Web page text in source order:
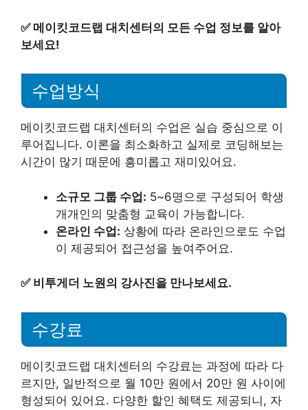
✅ 메이킷코드랩 대치센터의 모든 수업 정보를 알아
보세요!
수업방식
메이킷코드랩 대치센터의 수업은 실습 중심으로 이
루어집니다. 이론을 최소화하고 실제로 코딩해보는
시간이 많기 때문에 흥미롭고 재미있어요.
소규모 그룹 수업: 5~6명으로 구성되어 학생
개개인의 맞춤형 교육이 가능합니다.
온라인 수업: 상황에 따라 온라인으로도 수업
이 제공되어 접근성을 높여주어요.
✅ 비투게더 노원의 강사진을 만나보세요.
수강료
메이킷코드랩 대치센터의 수강료는 과정에 따라 다
르지만, 일반적으로 월 10만 원에서 20만 원 사이에
형성되어 있어요. 다양한 할인 혜택도 제공되니, 자